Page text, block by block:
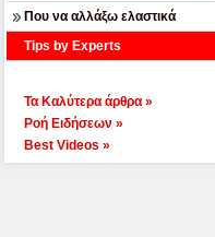
Που να αλλάξω ελαστικά
Tips by Experts
Τα Καλύτερα άρθρα »
Ροή Ειδήσεων »
Best Videos »